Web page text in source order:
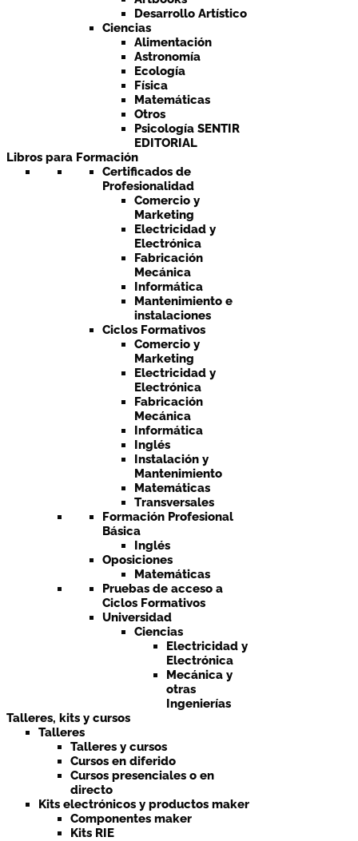
Desarrollo Artístico
Ciencias
Alimentación
Astronomía
Ecología
Física
Matemáticas
Otros
Psicología SENTIR
EDITORIAL
Libros para Formación
Certificados de
Profesionalidad
Comercio y
Marketing
Electricidad y
Electrónica
Fabricación
Mecánica
Informática
Mantenimiento e
instalaciones
Ciclos Formativos
Comercio y
Marketing
Electricidad y
Electrónica
Fabricación
Mecánica
Informática
Inglés
Instalación y
Mantenimiento
Matemáticas
Transversales
Formación Profesional
Básica
Inglés
Oposiciones
Matemáticas
Pruebas de acceso a
Ciclos Formativos
Universidad
Ciencias
Electricidad y
Electrónica
Mecánica y
otras
Ingenierías
Talleres, kits y cursos
Talleres
Talleres y cursos
Cursos en diferido
Cursos presenciales o en
directo
Kits electrónicos y productos maker
Componentes maker
Kits RIE